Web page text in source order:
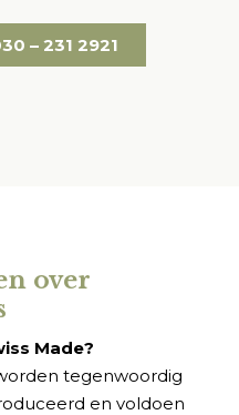
– 231 2921
over
Made?
tegenwoordig
en voldoen